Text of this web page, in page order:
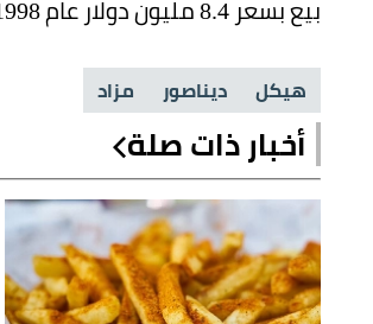
بيع بسعر 8.4 مليون دولار عام 1998 وستان بسعر 31 مليون دولار عام 2020.
هيكل ديناصور مزاد
أخبار ذات صلة